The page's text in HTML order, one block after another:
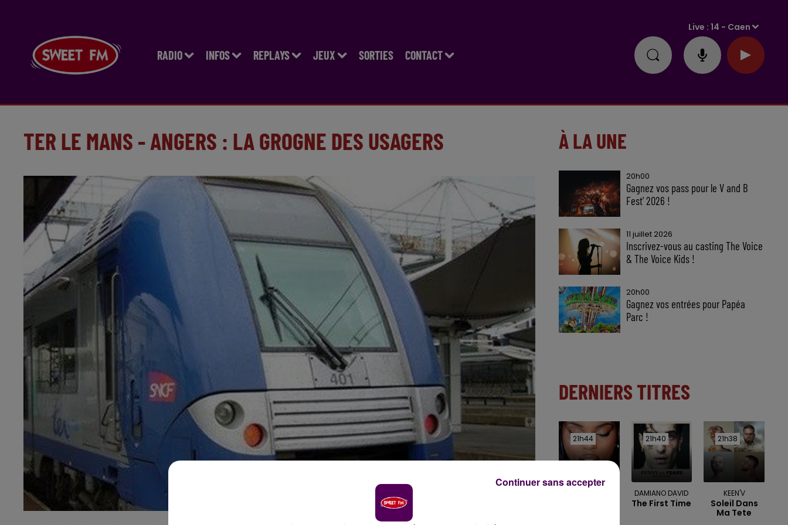
RADIO INFOS REPLAYS JEUX SORTIES CONTACT
Live :14 - Caen
TER LE MANS - ANGERS : LA GROGNE DES USAGERS À LA UNE
20h00
Gagnez vos pass pour le V and B
Fest' 2026 !
11 juillet 2026
Inscrivez-vous au casting The Voice
& The Voice Kids !
20h00
Gagnez vos entrées pour Papéa
Parc !
DERNIERS TITRES
21h44
21h44 21h40
21h40
DAMIANO DAVID
The First Time
21h38
21h38
KEEN'V
Soleil Dans
Ma Tete
Continuer sans accepter